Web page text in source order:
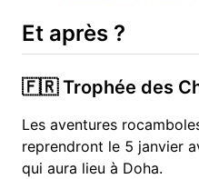
Et après ?
🇫🇷 Trophée des
Les aventures
reprendront le 5 janvier
qui aura lieu à Doha.